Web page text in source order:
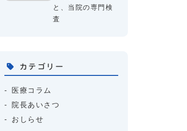
と、当院の専門検
査
カテゴリー
医療コラム
院長あいさつ
おしらせ